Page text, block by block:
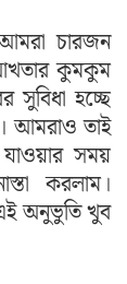
আমরা চারজন
আখতার কুমকুম
সুবিধা হচ্ছে
আমরাও তাই
সময়
করলাম।
অনুভুতি খুব